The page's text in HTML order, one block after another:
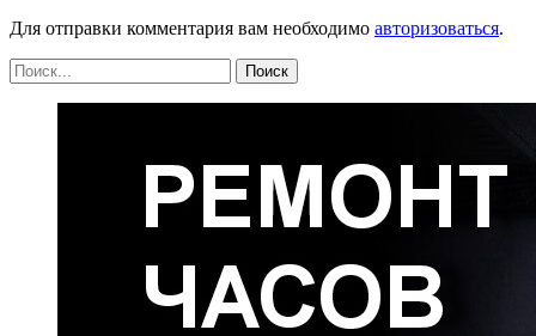
Для отправки комментария вам необходимо авторизоваться.